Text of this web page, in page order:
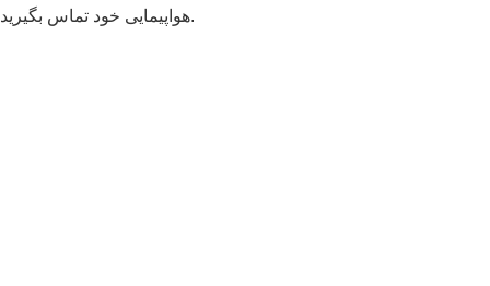
هواپیمایی خود تماس بگیرید.